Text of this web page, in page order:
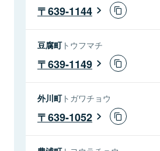
639-1144
豆腐町トウフマチ
639-1149
外川町トガワチョウ
639-1052